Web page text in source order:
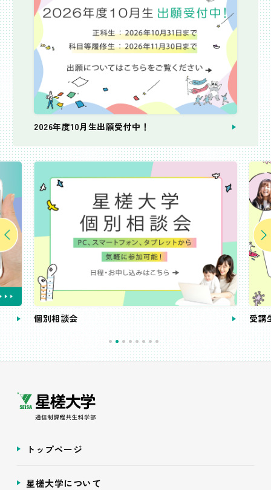
2026年度10月生出願受付中！
個別相談会 受講
トップページ
星槎大学について